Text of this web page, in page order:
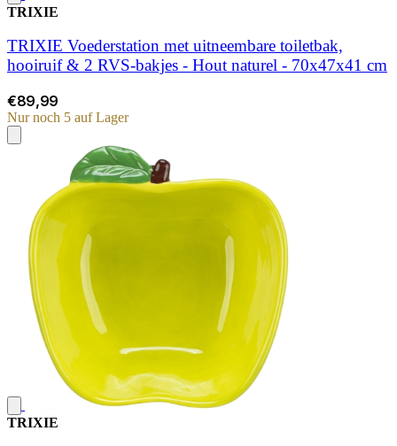
TRIXIE
TRIXIE Voederstation met uitneembare toiletbak,
hooiruif & 2 RVS-bakjes - Hout naturel - 70x47x41 cm
€89,99
Nur noch 5 auf Lager
TRIXIE